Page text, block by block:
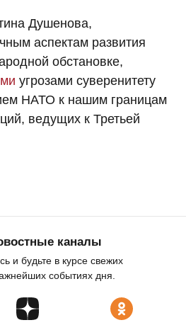
Душенова,
аспектам развития
обстановке,
угрозами суверенитету
НАТО к нашим границам
ведущих к Третьей
каналы
и будьте в курсе свежих
событиях дня.